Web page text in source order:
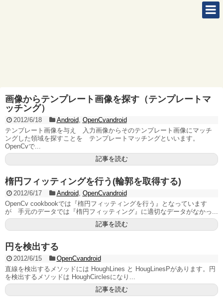
画像からテンプレート画像を探す（テンプレートマ
ッチング）
2012/6/18 Android, OpenCvandroid
テンプレート画像を与え 入力画像からそのテンプレート画像にマッチ
ングした領域を探すことを テンプレートマッチングといいます。
OpenCvで...
記事を読む
楕円フィッティングを行う(輪郭を取得する)
2012/6/17 Android, OpenCvandroid
OpenCv cookbookでは『楕円フィッティングを行う』となっています
が 手元のデータでは『楕円フィッティング』に適切なデータがなかっ...
記事を読む
円を検出する
2012/6/15
OpenCvandroid
直線を検出するメソッドには HoughLines と HougLinesPがあります。円
を検出するメソッドは HoughCirclesになり...
記事を読む